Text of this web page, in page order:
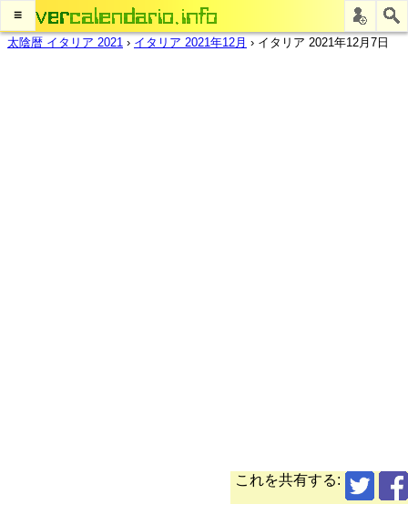
≡
太陰暦 イタリア 2021 › イタリア 2021年12月 › イタリア 2021年12月7日
これを共有する: